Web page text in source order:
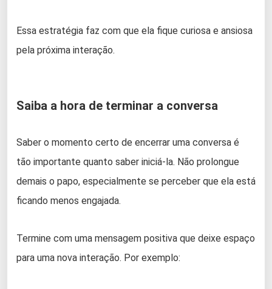
Essa estratégia faz com que ela fique curiosa e ansiosa
pela próxima interação.
Saiba a hora de terminar a conversa
Saber o momento certo de encerrar uma conversa é
tão importante quanto saber iniciá-la. Não prolongue
demais o papo, especialmente se perceber que ela está
ficando menos engajada.
Termine com uma mensagem positiva que deixe espaço
para uma nova interação. Por exemplo: